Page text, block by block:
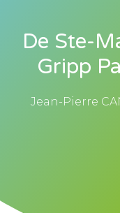
De Ste-
Gripp
Jean-Pierre